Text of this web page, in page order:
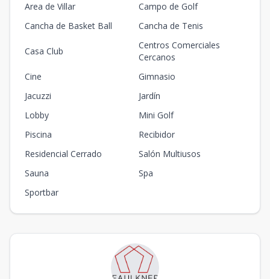
Area de Villar
Campo de Golf
Cancha de Basket Ball
Cancha de Tenis
Casa Club
Centros Comerciales
Cercanos
Cine
Gimnasio
Jacuzzi
Jardín
Lobby
Mini Golf
Piscina
Recibidor
Residencial Cerrado
Salón Multiusos
Sauna
Spa
Sportbar